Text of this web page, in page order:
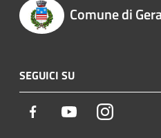
Comune di
SEGUICI SU
Facebook YoutubeInstagram